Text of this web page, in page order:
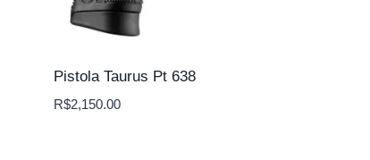
Pistola Taurus Pt 638
R$2,150.00